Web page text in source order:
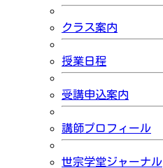
クラス案内
授業日程
受講申込案内
講師プロフィール
世宗学堂ジャーナル